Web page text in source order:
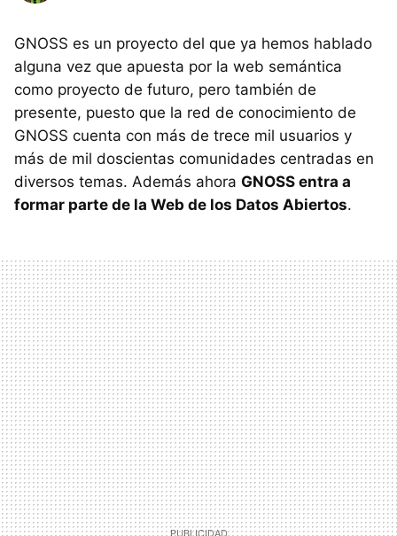
GNOSS es un proyecto del que ya hemos hablado
alguna vez que apuesta por la web semántica
como proyecto de futuro, pero también de
presente, puesto que la red de conocimiento de
GNOSS cuenta con más de trece mil usuarios y
más de mil doscientas comunidades centradas en
diversos temas. Además ahora GNOSS entra a
formar parte de la Web de los Datos Abiertos.